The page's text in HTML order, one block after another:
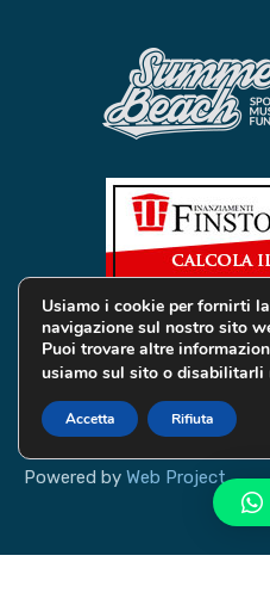
© 2019 Global Services
Privacy e Cookie
Powered by Web Project
Usiamo i cookie per fornirti
navigazione sul nostro sito
Puoi trovare altre
usiamo sul sito o disabilitarli
Accetta Rifiuta